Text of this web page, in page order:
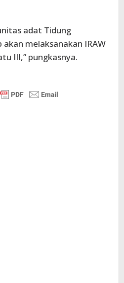
adat Tidung
melaksanakan IRAW
III,” pungkasnya.